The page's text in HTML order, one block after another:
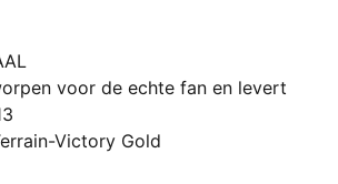
voor de echte fan en levert
door innovatieve stoffen te
intelligent ontwerp; voor
en stijl. Met de PUMATECH-
Victory Gold